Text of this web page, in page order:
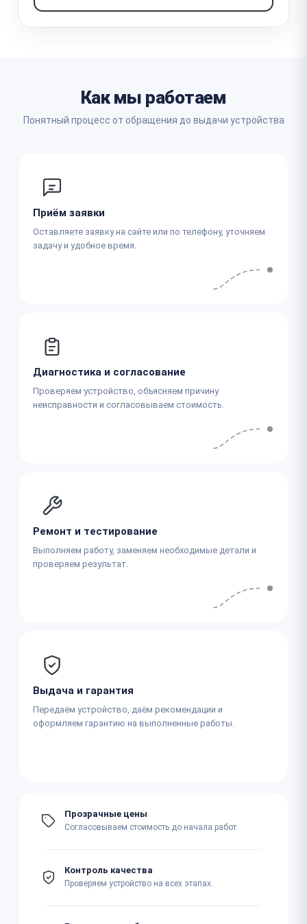
Как мы работаем
Понятный процесс от обращения до выдачи устройства
Приём заявки
Оставляете заявку на сайте или по телефону, уточняем
задачу и удобное время.
Диагностика и согласование
Проверяем устройство, объясняем причину
неисправности и согласовываем стоимость.
Ремонт и тестирование
Выполняем работу, заменяем необходимые детали и
проверяем результат.
Выдача и гарантия
Передаём устройство, даём рекомендации и
оформляем гарантию на выполненные работы.
Прозрачные цены
Согласовываем стоимость до начала работ.
Контроль качества
Проверяем устройство на всех этапах.